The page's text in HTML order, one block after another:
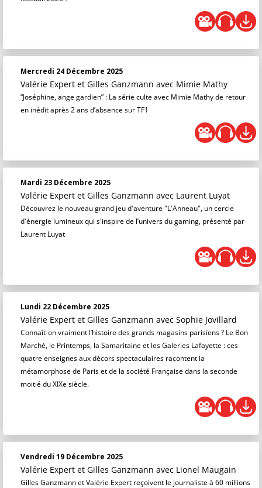
Mercredi 24 Décembre 2025
Valérie Expert et Gilles Ganzmann avec Mimie Mathy
“Joséphine, ange gardien” : La série culte avec Mimie Mathy de retour
en inédit après 2 ans d’absence sur TF1
Mardi 23 Décembre 2025
Valérie Expert et Gilles Ganzmann avec Laurent Luyat
Découvrez le nouveau grand jeu d'aventure "L'Anneau", un cercle
d'énergie lumineux qui s'inspire de l’univers du gaming, présenté par
Laurent Luyat
Lundi 22 Décembre 2025
Valérie Expert et Gilles Ganzmann avec Sophie Jovillard
Connaît-on vraiment l’histoire des grands magasins parisiens ? Le Bon
Marché, le Printemps, la Samaritaine et les Galeries Lafayette : ces
quatre enseignes aux décors spectaculaires racontent la
métamorphose de Paris et de la société Française dans la seconde
moitié du XIXe siècle.
Vendredi 19 Décembre 2025
Valérie Expert et Gilles Ganzmann avec Lionel Maugain
Gilles Ganzmann et Valérie Expert reçoivent le journaliste à 60 millions